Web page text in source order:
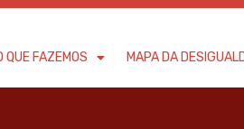
QUE FAZEMOS MAPA DA